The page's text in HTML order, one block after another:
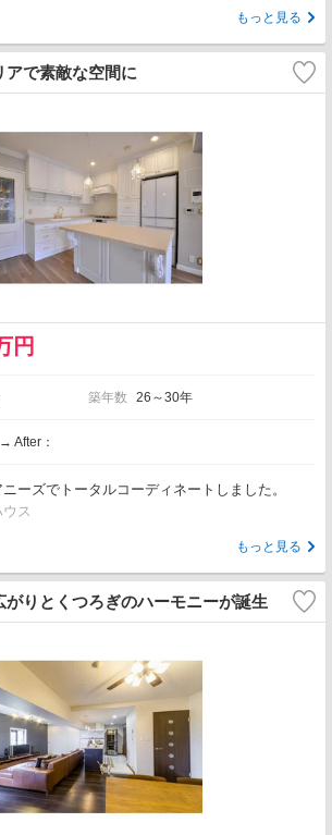
もっと見る
アで素敵な空間に
円
築年数 26～30年
After：
ーズでトータルコーディネートしました。
ス
もっと見る
りとくつろぎのハーモニーが誕生